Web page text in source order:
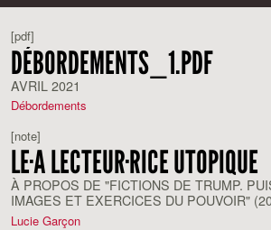
[pdf]
DÉBORDEMENTS_1.PDF
AVRIL 2021
Débordements
[note]
LE·A LECTEUR·RICE UTOPIQUE
À PROPOS DE "FICTIONS DE TRUMP.
IMAGES ET EXERCICES DU POUVOIR"
ZABUNYAN
Lucie Garçon